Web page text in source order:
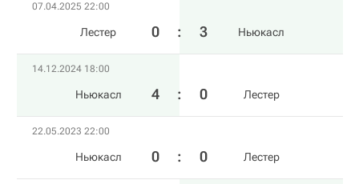
07.04.2025 22:00
Лестер 0 : 3 Ньюкасл
14.12.2024 18:00
Ньюкасл 4 : 0 Лестер
22.05.2023 22:00
Ньюкасл 0 : 0 Лестер